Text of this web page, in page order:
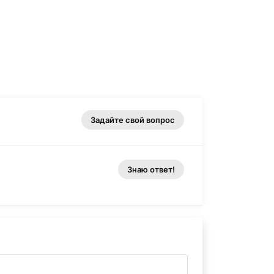
Задайте свой вопрос
Знаю ответ!